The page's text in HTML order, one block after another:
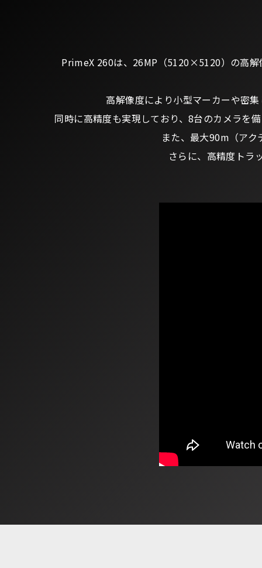
PrimeX 260は、26MP（5120×5120）の高
高解像度により小型マーカーや密
同時に高精度も実現しており、8台のカメラを
また、最大90m（ア
さらに、高精度トラ